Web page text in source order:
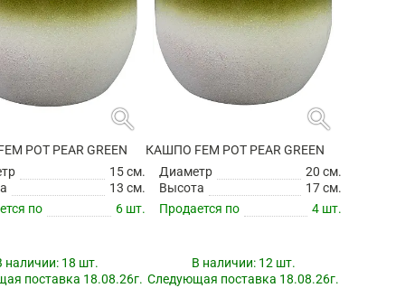
search
POT PEAR GREEN
15 см.
13 см.
по
6 шт.
наличии: 18 шт.
поставка 18.08.26г.
search
КАШПО FEM POT PEAR GREEN
Диаметр
20 см.
Высота
17 см.
Продается по
4 шт.
В наличии: 12 шт.
Следующая поставка 18.08.26г.